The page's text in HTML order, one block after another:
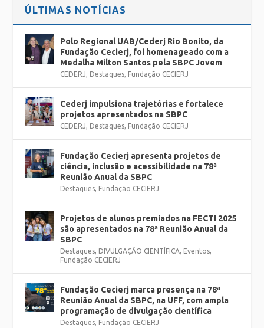
ÚLTIMAS NOTÍCIAS
Polo Regional UAB/Cederj Rio Bonito, da
Fundação Cecierj, foi homenageado com a
Medalha Milton Santos pela SBPC Jovem
CEDERJ, Destaques, Fundação CECIERJ
Cederj impulsiona trajetórias e fortalece
projetos apresentados na SBPC
CEDERJ, Destaques, Fundação CECIERJ
Fundação Cecierj apresenta projetos de
ciência, inclusão e acessibilidade na 78ª
Reunião Anual da SBPC
Destaques, Fundação CECIERJ
Projetos de alunos premiados na FECTI 2025
são apresentados na 78ª Reunião Anual da
SBPC
Destaques, DIVULGAÇÃO CIENTÍFICA, Eventos,
Fundação CECIERJ
Fundação Cecierj marca presença na 78ª
Reunião Anual da SBPC, na UFF, com ampla
programação de divulgação científica
Destaques, Fundação CECIERJ